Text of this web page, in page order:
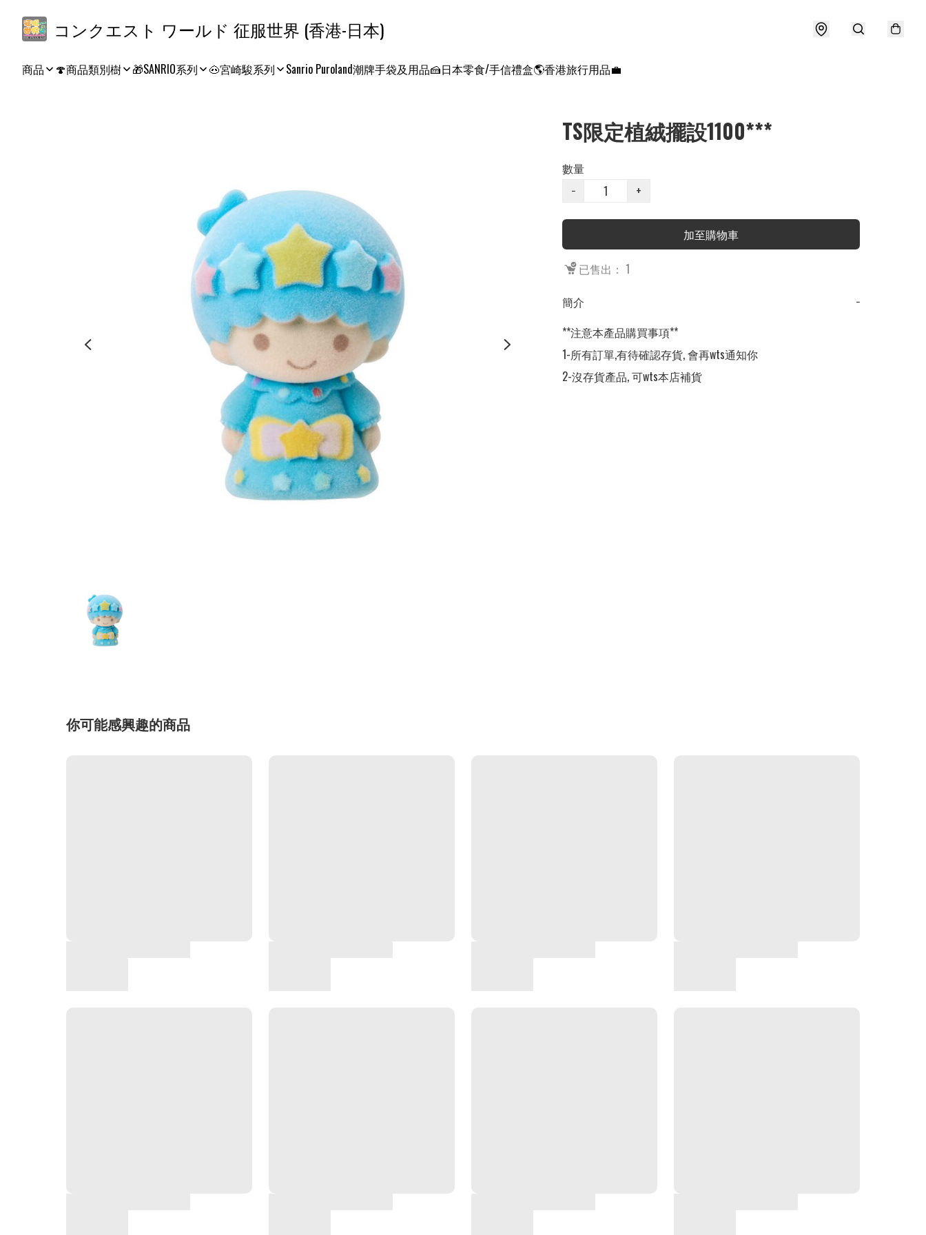
コンクエスト ワールド 征服世界 (香港-日本)
商品 🍄商品類別樹 🎁SANRIO系列 🐽宮崎駿系列 Sanrio Puroland潮牌手袋及用品🍰日本零食/手信禮盒🌎香港旅行用品💼
TS限定植絨擺設1100***
數量
−
+
加至購物車
已售出： 1
簡介
−
**注意本產品購買事項**
1-所有訂單,有待確認存貨, 會再wts通知你
2-沒存貨產品, 可wts本店補貨
你可能感興趣的商品